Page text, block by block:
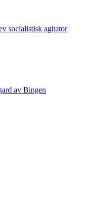
socialistisk agitator
av Bingen